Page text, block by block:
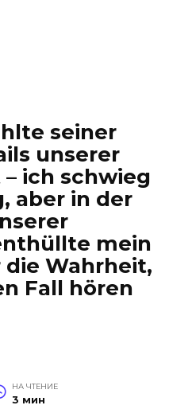
seiner
unserer
ich schwieg
aber in der
mein
Wahrheit,
Fall hören
НА ЧТЕНИЕ
3 мин